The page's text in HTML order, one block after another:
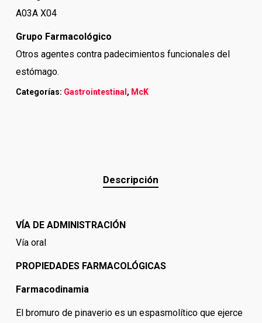
A03A X04
Grupo Farmacológico
Otros agentes contra padecimientos funcionales del
estómago.
Categorías: Gastrointestinal , McK
Descripción
VÍA DE ADMINISTRACIÓN
Vía oral
PROPIEDADES FARMACOLÓGICAS
Farmacodinamia
El bromuro de pinaverio es un espasmolítico que ejerce